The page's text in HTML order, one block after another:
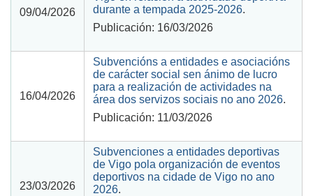
09/04/2026
durante a tempada 2025-2026.
Publicación: 16/03/2026
16/04/2026
Subvencións a entidades e asociacións
de carácter social sen ánimo de lucro
para a realización de actividades na
área dos servizos sociais no ano 2026.
Publicación: 11/03/2026
23/03/2026
Subvenciones a entidades deportivas
de Vigo pola organización de eventos
deportivos na cidade de Vigo no ano
2026.